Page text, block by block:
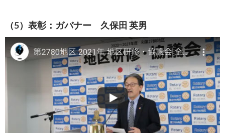
（5）表彰：ガバナー 久保田 英男